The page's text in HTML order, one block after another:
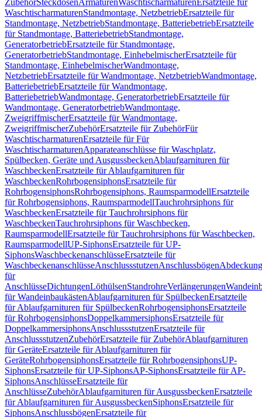
ZubehörSteckdosenArmaturenWaschtischarmaturen Ersatzteile für
WaschtischarmaturenStandmontage, NetzbetriebErsatzteile für
Standmontage, NetzbetriebStandmontage, BatteriebetriebErsatzteile
für Standmontage, BatteriebetriebStandmontage,
GeneratorbetriebErsatzteile für Standmontage,
GeneratorbetriebStandmontage, EinhebelmischerErsatzteile für
Standmontage, EinhebelmischerWandmontage,
NetzbetriebErsatzteile für Wandmontage, NetzbetriebWandmontage,
BatteriebetriebErsatzteile für Wandmontage,
BatteriebetriebWandmontage, GeneratorbetriebErsatzteile für
Wandmontage, GeneratorbetriebWandmontage,
ZweigriffmischerErsatzteile für Wandmontage,
ZweigriffmischerZubehörErsatzteile für ZubehörFür
WaschtischarmaturenErsatzteile für Für
WaschtischarmaturenApparateanschlüsse für Waschplatz,
Spülbecken, Geräte und AusgussbeckenAblaufgarnituren für
WaschbeckenErsatzteile für Ablaufgarnituren für
WaschbeckenRohrbogensiphonsErsatzteile für
RohrbogensiphonsRohrbogensiphons, RaumsparmodellErsatzteile
für Rohrbogensiphons, RaumsparmodellTauchrohrsiphons für
WaschbeckenErsatzteile für Tauchrohrsiphons für
WaschbeckenTauchrohrsiphons für Waschbecken,
RaumsparmodellErsatzteile für Tauchrohrsiphons für Waschbecken,
RaumsparmodellUP-SiphonsErsatzteile für UP-
SiphonsWaschbeckenanschlüsseErsatzteile für
WaschbeckenanschlüsseAnschlussstutzenAnschlussbögen
für
AnschlüsseDichtungenLöthülsenStandrohreVerlängerungen
für WandeinbaukästenAblaufgarnituren für SpülbeckenErsatzteile
für Ablaufgarnituren für SpülbeckenRohrbogensiphonsErsatzteile
für RohrbogensiphonsDoppelkammersiphonsErsatzteile für
DoppelkammersiphonsAnschlussstutzenErsatzteile für
AnschlussstutzenZubehörErsatzteile für ZubehörAblaufgarnituren
für GeräteErsatzteile für Ablaufgarnituren für
GeräteRohrbogensiphonsErsatzteile für RohrbogensiphonsUP-
SiphonsErsatzteile für UP-SiphonsAP-SiphonsErsatzteile für AP-
SiphonsAnschlüsseErsatzteile für
AnschlüsseZubehörAblaufgarnituren für AusgussbeckenErsatzteile
für Ablaufgarnituren für AusgussbeckenSiphonsErsatzteile für
SiphonsAnschlussbögenErsatzteile für